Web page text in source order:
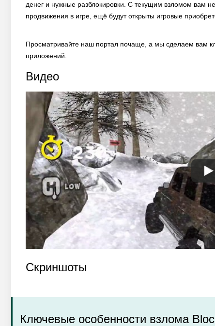
денег и нужные разблокировки. С текущим взломом вам
продвижения в игре, ещё будут открыты игровые
Просматривайте наш портал почаще, а мы сделаем вам
приложений.
Видео
Скриншоты
Ключевые особенности взлома